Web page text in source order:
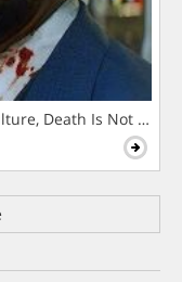
Death Is Not The